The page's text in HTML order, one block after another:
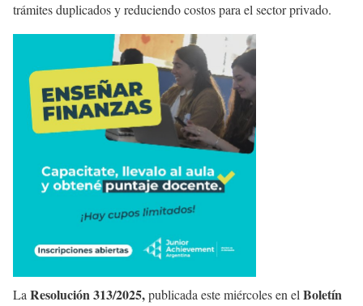
trámites duplicados y reduciendo costos para el sector privado.
La Resolución 313/2025,publicada este miércoles en el Boletín